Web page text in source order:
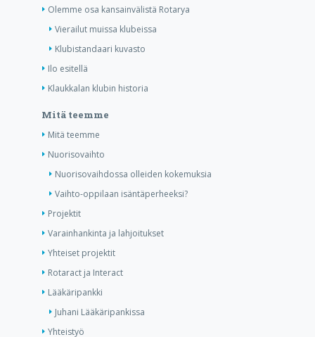
Olemme osa kansainvälistä Rotarya
Vierailut muissa klubeissa
Klubistandaari kuvasto
Ilo esitellä
Klaukkalan klubin historia
Mitä teemme
Mitä teemme
Nuorisovaihto
Nuorisovaihdossa olleiden kokemuksia
Vaihto-oppilaan isäntäperheeksi?
Projektit
Varainhankinta ja lahjoitukset
Yhteiset projektit
Rotaract ja Interact
Lääkäripankki
Juhani Lääkäripankissa
Yhteistyö